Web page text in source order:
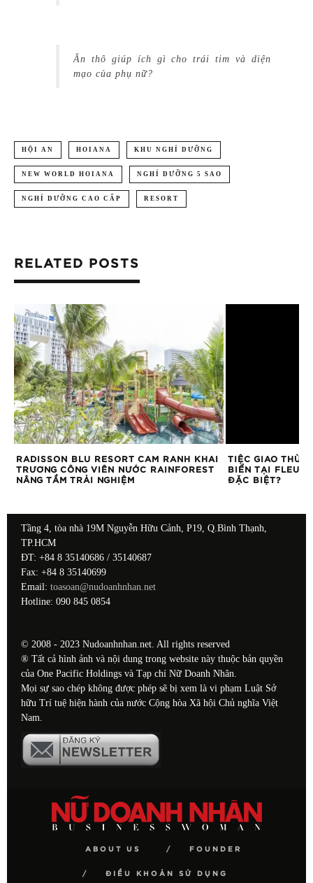
Ăn thô giúp ích gì cho trái tim và diện
mạo của phụ nữ?
HỘI AN HOIANA KHU NGHỈ DƯỠNG
NEW WORLD HOIANA NGHỈ DƯỠNG 5 SAO
NGHỈ DƯỠNG CAO CẤP RESORT
RELATED POSTS
RADISSON BLU RESORT CAM RANH KHAI
TRƯƠNG CÔNG VIÊN NƯỚC RAINFOREST
NÂNG TẦM TRẢI NGHIỆM
TIỆC GIAO THỪA
BIỂN TẠI FLEUR
ĐẶC BIỆT?
Tầng 4, tòa nhà 19M Nguyễn Hữu Cảnh, P19, Q.Bình Thạnh,
TP.HCM
ĐT: +84 8 35140686 / 35140687
Fax: +84 8 35140699
Email: toasoan@nudoanhnhan.net
Hotline: 090 845 0854
© 2008 - 2023 Nudoanhnhan.net. All rights reserved
® Tất cả hình ảnh và nội dung trong website này thuộc bản quyền
của One Pacific Holdings và Tạp chí Nữ Doanh Nhân.
Mọi sự sao chép không được phép sẽ bị xem là vi phạm Luật Sở
hữu Trí tuệ hiện hành của nước Cộng hòa Xã hội Chủ nghĩa Việt
Nam.
ABOUT US FOUNDER
ĐIỀU KHOẢN SỬ DỤNG